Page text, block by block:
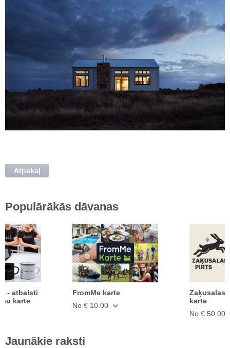
Atpakaļ
Populārākās dāvanas
- atbalsti
karte
FromMe karte
No € 10.00
Zaķusalas
karte
No € 50.00
Jaunākie raksti